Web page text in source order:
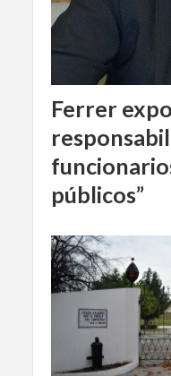
Ferrer
públicos”